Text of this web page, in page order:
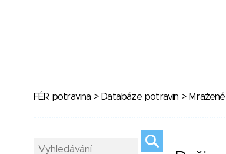
FÉR potravina > Databáze potravin >